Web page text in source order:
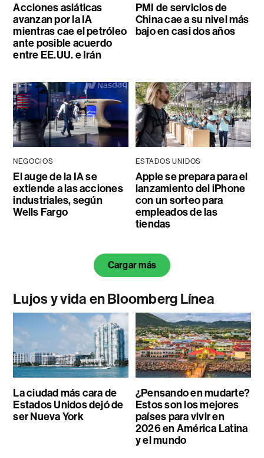
Acciones asiáticas
avanzan por la IA
mientras cae el petróleo
ante posible acuerdo
entre EE.UU. e Irán
PMI de servicios de
China cae a su nivel más
bajo en casi dos años
NEGOCIOS
El auge de la IA se
extiende a las acciones
industriales, según
Wells Fargo
ESTADOS UNIDOS
Apple se prepara para el
lanzamiento del iPhone
con un sorteo para
empleados de las
tiendas
Cargar más
Lujos y vida en Bloomberg Línea
La ciudad más cara de
Estados Unidos dejó de
ser Nueva York
¿Pensando en mudarte?
Estos son los mejores
países para vivir en
2026 en América Latina
y el mundo